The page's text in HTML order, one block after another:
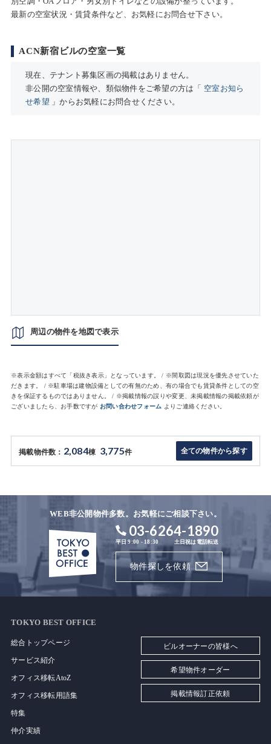
最新の空室状況・賃貸条件など、お気軽にお問合せ下さい。
ACN新宿ビルの空室一覧
現在、テナント募集区画の掲載はありません。
非公開の空室情報や、類似物件をご希望の方は「 空室お知ら
せ希望 」からお気軽にお問合せください。
周辺の物件を地図で表示
※表示金額はすべて「税抜き表示」となっています。 / ※間取図は現況を優先させていた
だきます。 / ※駐車場は建物設備としての有無のため、有の場合でも賃貸条件としての空
きを保証するものではありません。 / ※掲載情報の誤りや変更、未掲載情報の掲載依頼が
ございましたら、お手数ですが お問い合わせフォーム よりご連絡ください。
掲載物件数： 2,084棟 3,775件 全ての物件から探す
WEB非公開物件多数。お気軽にご相談下さい。
03-6264-1890
平日 9:00 - 18:30 土日祝は電話転送
物件探しを依頼
TOKYO BEST OFFICE
総合トップページ
サービス紹介
オフィス移転AtoZ
オフィス移転用語集
特集
仲介実績
ビルオーナーの皆様へ
希望物件オーダー
掲載情報訂正依頼